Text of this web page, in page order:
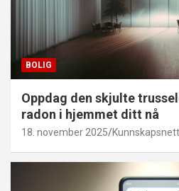
BOLIG
Oppdag den skjulte
radon i hjemmet ditt nå
18. november 2025